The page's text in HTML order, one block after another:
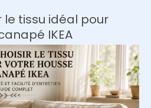
tissu idéal pour
IKEA